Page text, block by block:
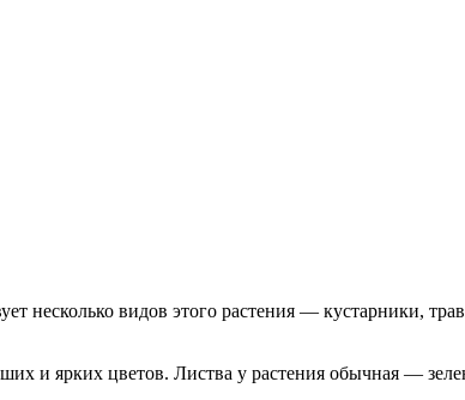
несколько видов этого растения — кустарники,
и ярких цветов. Листва у растения обычная —